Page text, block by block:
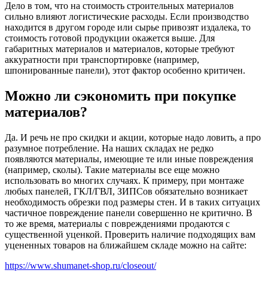
Дело в том, что на стоимость строительных материалов
сильно влияют логистические расходы. Если производство
находится в другом городе или сырье привозят издалека, то
стоимость готовой продукции окажется выше. Для
габаритных материалов и материалов, которые требуют
аккуратности при транспортировке (например,
шпонированные панели), этот фактор особенно критичен.
Можно ли сэкономить при покупке
материалов?
Да. И речь не про скидки и акции, которые надо ловить, а про
разумное потребление. На наших складах не редко
появляются материалы, имеющие те или иные повреждения
(например, сколы). Такие материалы все еще можно
использовать во многих случаях. К примеру, при монтаже
любых панелей, ГКЛ/ГВЛ, ЗИПСов обязательно возникает
необходимость обрезки под размеры стен. И в таких ситуацих
частичное повреждение панели совершенно не критично. В
то же время, материалы с повреждениями продаются с
существенной уценкой. Проверить наличие подходящих вам
уцененных товаров на ближайшем складе можно на сайте:
https://www.shumanet-shop.ru/closeout/